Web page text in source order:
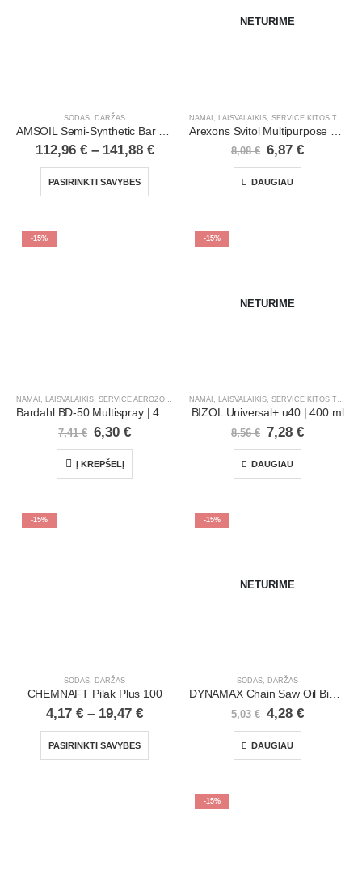
SODAS, DARŽAS
112,96 € – 141,88 €
PASIRINKTI SAVYBES
NETURIME
NAMAI, LAISVALAIKIS SERVICE KITOS TEPIMO PRIEMONĖS
8,08€ 6,87 €
DAUGIAU
-15%
NAMAI, LAISVALAIKIS, SERVICE AEROZOLINIAI PRODUKTAI ,SERVISO REIKMENYS,SODAS,
Bardahl BD-50 Multispray | 400 ml
7,41€ 6,30 €
Į KREPŠELĮ
-15%
NETURIME
NAMAI, LAISVALAIKIS, SERVICE KITOS TEPIMO PRIEMONĖS
BIZOL Universal+ u40 | 400 ml
8,56€ 7,28 €
DAUGIAU
-15%
SODAS, DARŽAS
CHEMNAFT Pilak Plus 100
4,17 € – 19,47 €
PASIRINKTI SAVYBES
-15%
NETURIME
SODAS, DARŽAS
DYNAMAX Chain Saw Oil Bio 100 | 1 l
5,03€ 4,28 €
DAUGIAU
-15%